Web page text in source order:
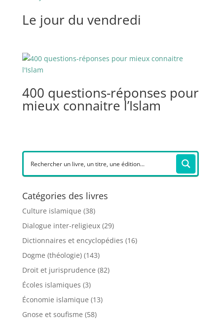
Le jour du vendredi
400 questions-réponses pour
mieux connaitre l’Islam
Catégories des livres
Culture islamique (38)
Dialogue inter-religieux (29)
Dictionnaires et encyclopédies (16)
Dogme (théologie) (143)
Droit et jurisprudence (82)
Écoles islamiques (3)
Économie islamique (13)
Gnose et soufisme (58)